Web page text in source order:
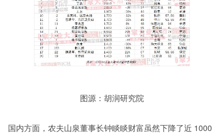
图源：胡润研究院
国内方面，农夫山泉董事长钟睒睒财富虽然下降了近 1000